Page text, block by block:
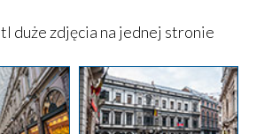
duże zdjęcia na jednej stronie